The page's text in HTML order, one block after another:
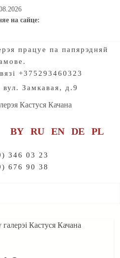
на сайце:
нашых з вамі добрых спраў для
з вамі добрых спраў для
працуе па папярэдняй
+375293460323
вул. Замкавая, д.9
BY RU EN DE PL
346 03 23
676 90 38